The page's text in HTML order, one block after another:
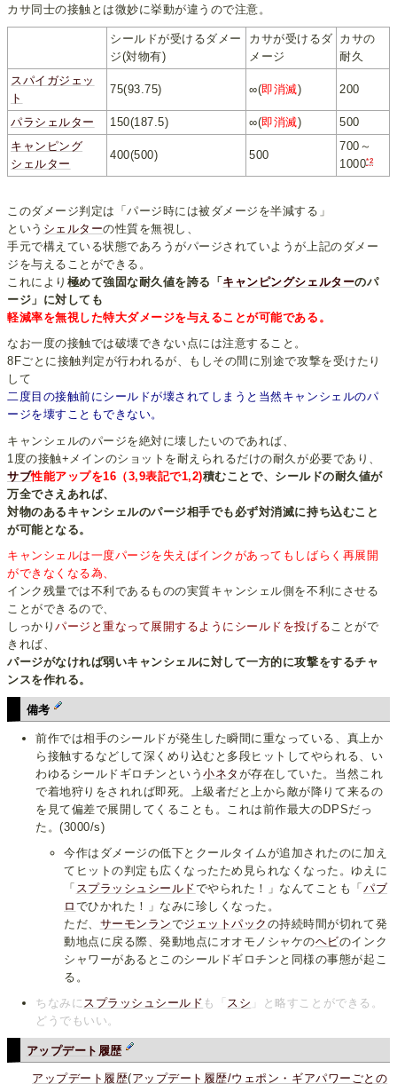
カサ同士の接触とは微妙に挙動が違うので注意。
シールドが受けるダメー
ジ(対物有)
カサが受けるダ
メージ
カサの
耐久
スパイガジェッ
ト
75(93.75) ∞(即消滅) 200
パラシェルター 150(187.5) ∞(即消滅)
500
キャンピング
シェルター
400(500) 500
700～
1000*2
このダメージ判定は「パージ時には被ダメージを半減する」
という シェルターの性質を無視し、
手元で構えている状態であろうがパージされていようが上記のダメー
ジを与えることができる。
これにより 極めて強固な耐久値を誇る「 キャンピングシェルターのパ
ージ」に対しても
軽減率を無視した特大ダメージを与えることが可能である。
なお一度の接触では破壊できない点には注意すること。
8Fごとに接触判定が行われるが、もしその間に別途で攻撃を受けたり
して
二度目の接触前にシールドが壊されてしまうと当然キャンシェルのパ
ージを壊すこともできない。
キャンシェルのパージを絶対に壊したいのであれば、
1度の接触+メインのショットを耐えられるだけの耐久が必要であり、
サブ性能アップを16（3,9表記で1,2)積むことで、シールドの耐久値が
万全でさえあれば、
対物のあるキャンシェルのパージ相手でも必ず対消滅に持ち込むこと
が可能となる。
キャンシェルは一度パージを失えばインクがあってもしばらく再展開
ができなくなる為、
インク残量では不利であるものの実質キャンシェル側を不利にさせる
ことができるので、
しっかりパージと重なって展開するようにシールドを投げる ことがで
きれば、
パージがなければ弱いキャンシェルに対して一方的に攻撃をするチャ
ンスを作れる。
備考
前作では相手のシールドが発生した瞬間に重なっている、真上か
ら接触するなどして深くめり込むと多段ヒットしてやられる、い
わゆるシールドギロチンという小ネタ が存在していた。当然これ
で着地狩りをされれば即死。上級者だと上から敵が降りて来るの
を見て偏差で展開してくることも。これは前作最大のDPSだっ
た。(3000/s)
今作はダメージの低下とクールタイムが追加されたのに加え
てヒットの判定も広くなったため見られなくなった。ゆえに
「 スプラッシュシールドでやられた！」なんてことも「パブ
ロ でひかれた！」なみに珍しくなった。
ただ、 サーモンランでジェットパック の持続時間が切れて発
動地点に戻る際、発動地点にオオモノシャケのヘビのインク
シャワーがあるとこのシールドギロチンと同様の事態が起こ
る。
ちなみにスプラッシュシールド も「 スシ 」と略すことができる。
どうでもいい。
アップデート履歴
アップデート履歴(アップデート履歴/ウェポン・ギアパワーごとの